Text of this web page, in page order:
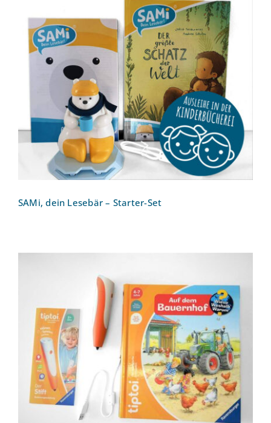
SAMi, dein Lesebär – Starter-Set
SAMi, dein Lesebär – Starter-Set
tiptoi Starter-Set (Stift und Bauernhof-
Buch) mit Aufladefunktion